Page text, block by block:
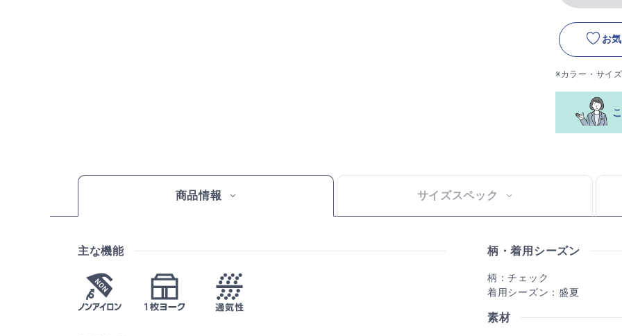
お
※カラー・サイ
商品情報 サイズスペック
主な機能 柄・着用シーズン
柄：チェック
着用シーズン：盛夏
素材